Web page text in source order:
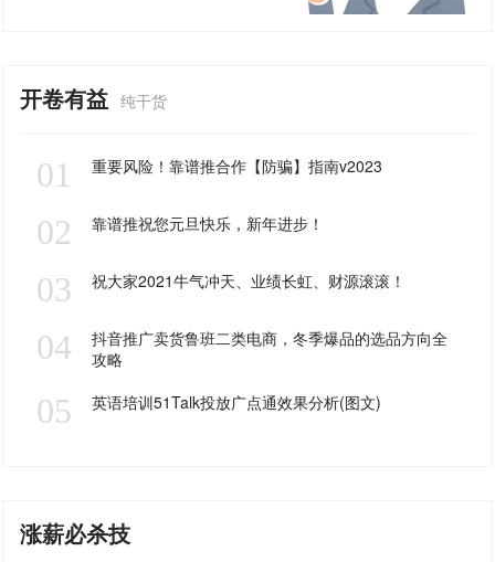
开卷有益 纯干货
01 重要风险！靠谱推合作【防骗】指南v2023
02 靠谱推祝您元旦快乐，新年进步！
03 祝大家2021牛气冲天、业绩长虹、财源滚滚！
04
抖音推广卖货鲁班二类电商，冬季爆品的选品方向全
攻略
05 英语培训51Talk投放广点通效果分析(图文)
涨薪必杀技